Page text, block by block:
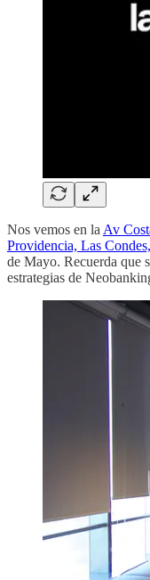
Nos vemos en la Av
Providencia, Las
de Mayo. Recuerda que
estrategias de